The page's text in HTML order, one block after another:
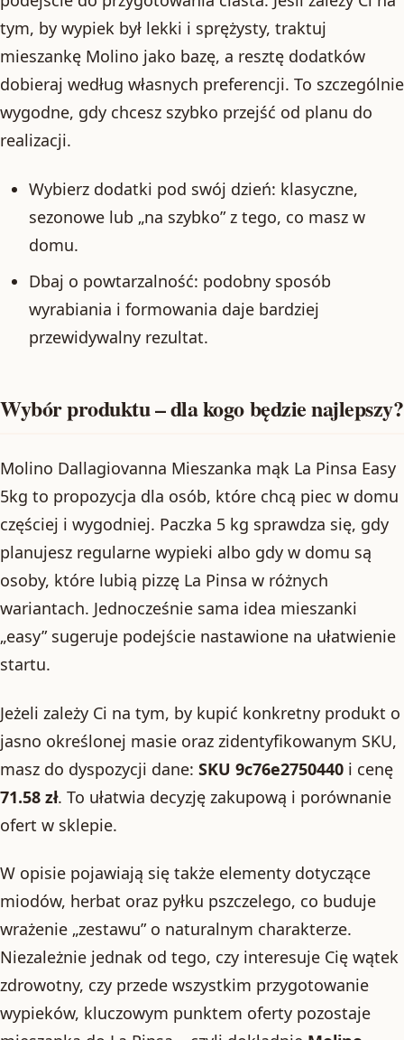
tym, by wypiek był lekki i sprężysty, traktuj
mieszankę Molino jako bazę, a resztę dodatków
dobieraj według własnych preferencji. To szczególnie
wygodne, gdy chcesz szybko przejść od planu do
realizacji.
Wybierz dodatki pod swój dzień: klasyczne,
sezonowe lub „na szybko” z tego, co masz w
domu.
Dbaj o powtarzalność: podobny sposób
wyrabiania i formowania daje bardziej
przewidywalny rezultat.
Wybór produktu – dla kogo będzie najlepszy?
Molino Dallagiovanna Mieszanka mąk La Pinsa Easy
5kg to propozycja dla osób, które chcą piec w domu
częściej i wygodniej. Paczka 5 kg sprawdza się, gdy
planujesz regularne wypieki albo gdy w domu są
osoby, które lubią pizzę La Pinsa w różnych
wariantach. Jednocześnie sama idea mieszanki
„easy” sugeruje podejście nastawione na ułatwienie
startu.
Jeżeli zależy Ci na tym, by kupić konkretny produkt o
jasno określonej masie oraz zidentyfikowanym SKU,
masz do dyspozycji dane: SKU 9c76e2750440 i cenę
71.58 zł. To ułatwia decyzję zakupową i porównanie
ofert w sklepie.
W opisie pojawiają się także elementy dotyczące
miodów, herbat oraz pyłku pszczelego, co buduje
wrażenie „zestawu” o naturalnym charakterze.
Niezależnie jednak od tego, czy interesuje Cię wątek
zdrowotny, czy przede wszystkim przygotowanie
wypieków, kluczowym punktem oferty pozostaje